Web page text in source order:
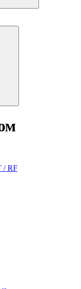
/ RF